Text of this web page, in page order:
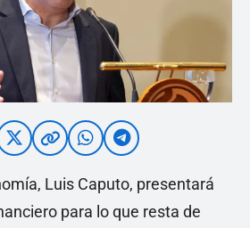
Luis Caputo, presentará
para lo que resta de